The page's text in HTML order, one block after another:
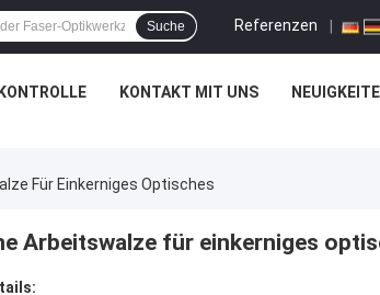
Referenzen |
Suche
KONTAKT MIT UNS
Für Einkerniges Optisches
Arbeitswalze für einkerniges